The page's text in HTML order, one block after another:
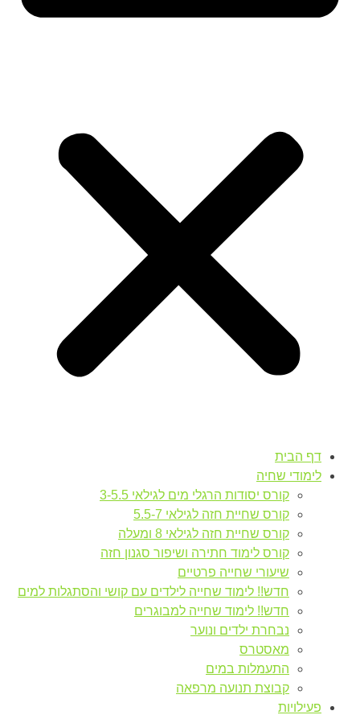
דף הבית
לימודי שחיה
קורס יסודות הרגלי מים לגילאי 3-5.5
קורס שחיית חזה לגילאי 5.5-7
קורס שחיית חזה לגילאי 8 ומעלה
קורס לימוד חתירה ושיפור סגנון חזה
שיעורי שחייה פרטיים
חדש!! לימוד שחייה לילדים עם קושי והסתגלות למים
חדש!! לימוד שחייה למבוגרים
נבחרת ילדים ונוער
מאסטרס
התעמלות במים
קבוצת תנועה מרפאה
פעילויות